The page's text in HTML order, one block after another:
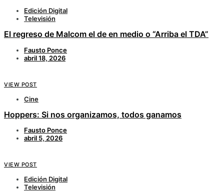
Edición Digital
Televisión
El regreso de Malcom el de en medio o “Arriba el TDA”
Fausto Ponce
abril 18, 2026
VIEW POST
Cine
Hoppers: Si nos organizamos, todos ganamos
Fausto Ponce
abril 5, 2026
VIEW POST
Edición Digital
Televisión